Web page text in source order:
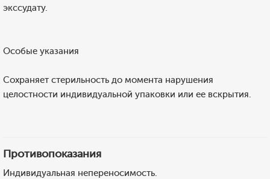
экссудату.
Особые указания
Сохраняет стерильность до момента нарушения
целостности индивидуальной упаковки или ее вскрытия.
Противопоказания
Индивидуальная непереносимость.